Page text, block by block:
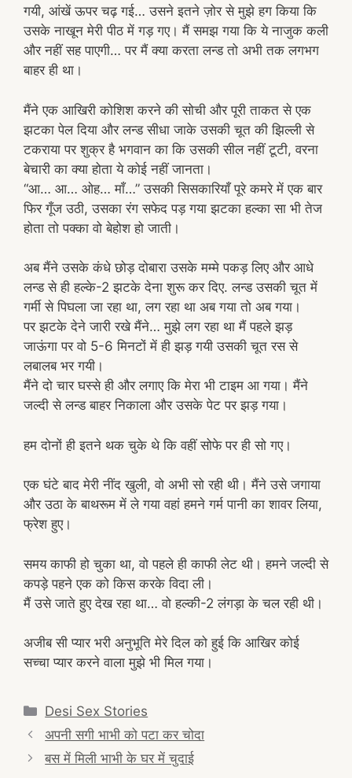
गयी, आंखें ऊपर चढ़ गई… उसने इतने ज़ोर से मुझे हग किया कि
उसके नाखून मेरी पीठ में गड़ गए। मैं समझ गया कि ये नाजुक कली
और नहीं सह पाएगी… पर मैं क्या करता लन्ड तो अभी तक लगभग
बाहर ही था।
मैंने एक आखिरी कोशिश करने की सोची और पूरी ताकत से एक
झटका पेल दिया और लन्ड सीधा जाके उसकी चूत की झिल्ली से
टकराया पर शुक्र है भगवान का कि उसकी सील नहीं टूटी, वरना
बेचारी का क्या होता ये कोई नहीं जानता।
“आ… आ… ओह… माँ…” उसकी सिसकारियाँ पूरे कमरे में एक बार
फिर गूँज उठी, उसका रंग सफेद पड़ गया झटका हल्का सा भी तेज
होता तो पक्का वो बेहोश हो जाती।
अब मैंने उसके कंधे छोड़ दोबारा उसके मम्मे पकड़ लिए और आधे
लन्ड से ही हल्के-2 झटके देना शुरू कर दिए. लन्ड उसकी चूत में
गर्मी से पिघला जा रहा था, लग रहा था अब गया तो अब गया।
पर झटके देने जारी रखे मैंने… मुझे लग रहा था मैं पहले झड़
जाऊंगा पर वो 5-6 मिनटों में ही झड़ गयी उसकी चूत रस से
लबालब भर गयी।
मैंने दो चार घस्से ही और लगाए कि मेरा भी टाइम आ गया। मैंने
जल्दी से लन्ड बाहर निकाला और उसके पेट पर झड़ गया।
हम दोनों ही इतने थक चुके थे कि वहीं सोफे पर ही सो गए।
एक घंटे बाद मेरी नींद खुली, वो अभी सो रही थी। मैंने उसे जगाया
और उठा के बाथरूम में ले गया वहां हमने गर्म पानी का शावर लिया,
फ्रेश हुए।
समय काफी हो चुका था, वो पहले ही काफी लेट थी। हमने जल्दी से
कपड़े पहने एक को किस करके विदा ली।
मैं उसे जाते हुए देख रहा था… वो हल्की-2 लंगड़ा के चल रही थी।
अजीब सी प्यार भरी अनुभूति मेरे दिल को हुई कि आखिर कोई
सच्चा प्यार करने वाला मुझे भी मिल गया।
Categories
Desi Sex Stories
Post
navigation
अपनी सगी भाभी को पटा कर चोदा
बस में मिली भाभी के घर में चुदाई